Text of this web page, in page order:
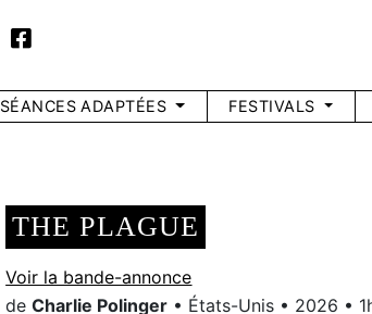
SÉANCES ADAPTÉES FESTIVALS
THE PLAGUE
Voir la bande-annonce
deCharlie Polinger • États-Unis • 2026 •